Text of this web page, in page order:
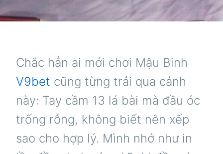
Chắc hẳn ai mới chơi Mậu Binh
V9bet cũng từng trải qua cảnh
này: Tay cầm 13 lá bài mà đầu óc
trống rỗng, không biết nên xếp
sao cho hợp lý. Mình nhớ như in